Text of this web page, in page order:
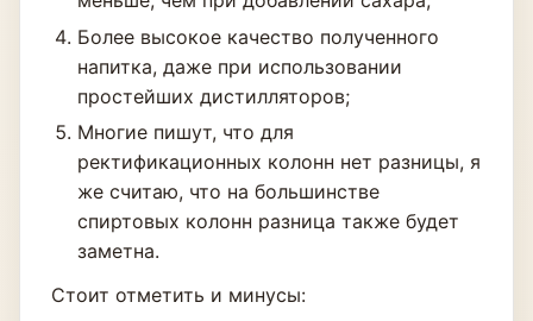
Более высокое качество полученного
напитка, даже при использовании
простейших дистилляторов;
Многие пишут, что для
ректификационных колонн нет разницы, я
же считаю, что на большинстве
спиртовых колонн разница также будет
заметна.
Стоит отметить и минусы: